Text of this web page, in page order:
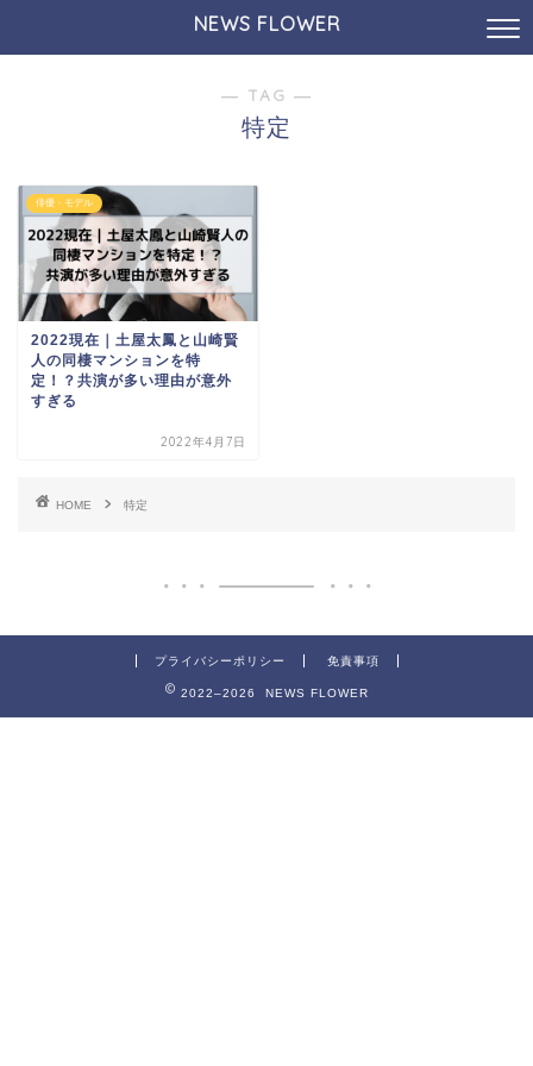
NEWS FLOWER
― TAG ―
特定
俳優・モデル
2022現在｜土屋太鳳と山崎賢
人の同棲マンションを特
定！？共演が多い理由が意外
すぎる
2022年4月7日
HOME 特定
プライバシーポリシー 免責事項
2022–2026 NEWS FLOWER